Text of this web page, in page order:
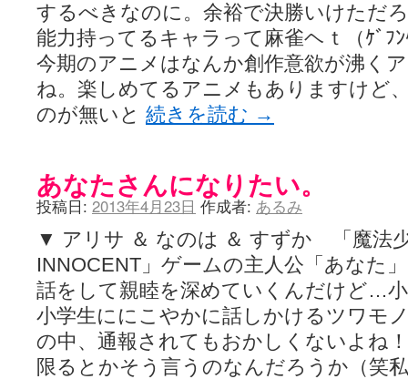
するべきなのに。余裕で決勝いけただ
能力持ってるキャラって麻雀ヘｔ（ｹﾞﾌ
今期のアニメはなんか創作意欲が沸く
ね。楽しめてるアニメもありますけど
のが無いと 続きを読む →
あなたさんになりたい。
投稿日: 2013年4月23日 作成者: あるみ
▼ アリサ ＆ なのは ＆ すずか 「魔法
INNOCENT」ゲームの主人公「あなた
話をして親睦を深めていくんだけど…
小学生ににこやかに話しかけるツワモ
の中、通報されてもおかしくないよね
限るとかそう言うのなんだろうか（笑